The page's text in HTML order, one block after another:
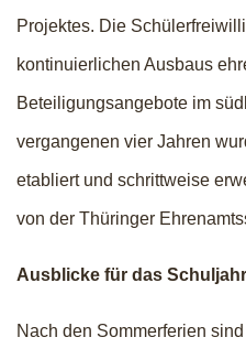
Projektes. Die
kontinuierlichen Ausbaus
Beteiligungsangebote im
vergangenen vier Jahren
etabliert und schrittweise
von der Thüringer
Ausblicke für das
Nach den Sommerferien